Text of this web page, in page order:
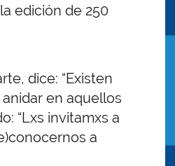
edición de 250
dice: “Existen
en aquellos
“Lxs invitamxs a
a